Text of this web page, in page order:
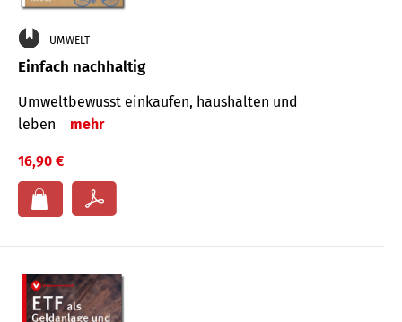
UMWELT
Einfach nachhaltig
Umweltbewusst einkaufen, haushalten und
leben
mehr
16,90 €